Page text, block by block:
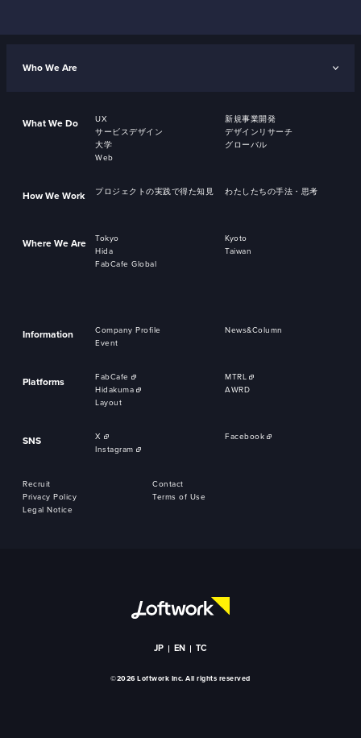
Who We Are
What We Do UX
新規事業開発
サービスデザイン
デザインリサーチ
大学
グローバル
Web
How We Work プロジェクトの実践で得た知見 わたしたちの手法・思考
Where We Are Tokyo
Kyoto
Hida
Taiwan
FabCafe Global
Information Company Profile
News&Column
Event
Platforms FabCafe
MTRL
Hidakuma
AWRD
Layout
SNS X
Facebook
Instagram
Recruit
Contact
Privacy Policy
Terms of Use
Legal Notice
JP EN TC
©2026 Loftwork Inc. All rights reserved